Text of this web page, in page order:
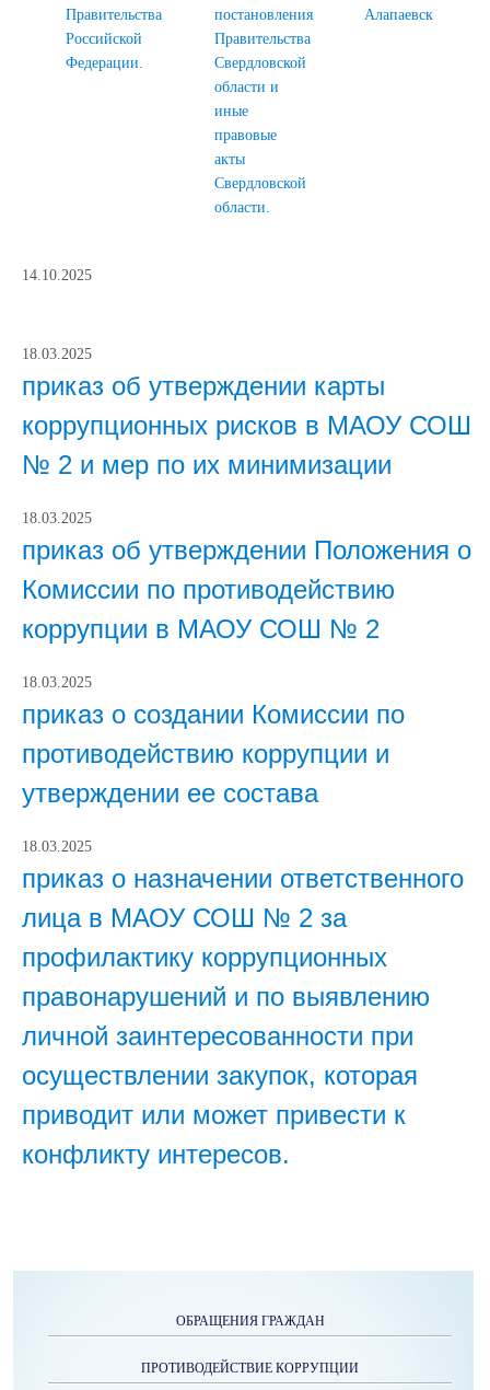
Правительства
Российской
Федерации.
постановления
Правительства
Свердловской
области и
иные
правовые
акты
Свердловской
области.
Алапаевск
14.10.2025
18.03.2025
приказ об утверждении карты
коррупционных рисков в МАОУ СОШ
№ 2 и мер по их минимизации
18.03.2025
приказ об утверждении Положения о
Комиссии по противодействию
коррупции в МАОУ СОШ № 2
18.03.2025
приказ о создании Комиссии по
противодействию коррупции и
утверждении ее состава
18.03.2025
приказ о назначении ответственного
лица в МАОУ СОШ № 2 за
профилактику коррупционных
правонарушений и по выявлению
личной заинтересованности при
осуществлении закупок, которая
приводит или может привести к
конфликту интересов.
ОБРАЩЕНИЯ ГРАЖДАН
ПРОТИВОДЕЙСТВИЕ КОРРУПЦИИ